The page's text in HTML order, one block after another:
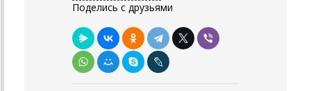
Поделись с друзьями